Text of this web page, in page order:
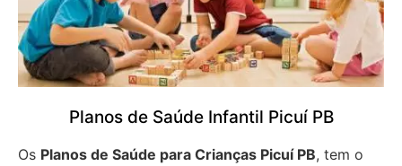
Planos de Saúde Infantil Picuí PB
Os Planos de Saúde para Crianças Picuí PB, tem o